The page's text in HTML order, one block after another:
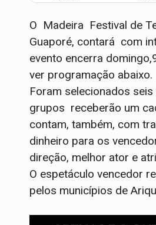
O Madeira Festival de
Guaporé, contará com
evento encerra
ver programação abaixo.
Foram selecionados
grupos receberão um
contam, também, com
dinheiro para os
direção, melhor ator e
O espetáculo vencedor
pelos municípios de